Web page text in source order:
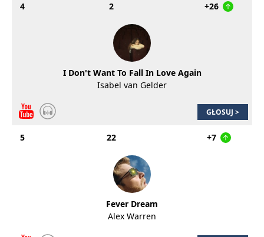
4 2 +26
I Don't Want To Fall In Love Again
Isabel van Gelder
GŁOSUJ >
5 22 +7
Fever Dream
Alex Warren